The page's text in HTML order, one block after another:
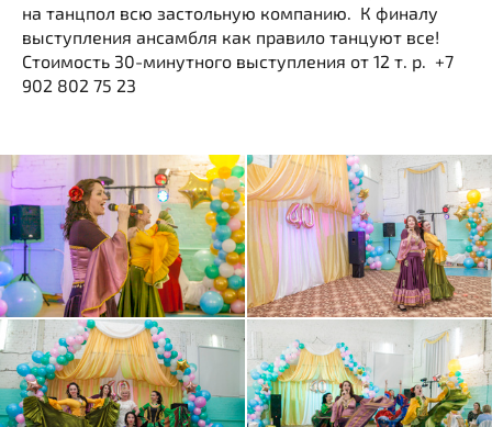
на танцпол всю застольную компанию. К финалу
выступления ансамбля как правило танцуют все!
Стоимость 30-минутного выступления от 12 т. р. +7
902 802 75 23